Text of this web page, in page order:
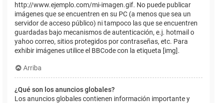
http://www.ejemplo.com/mi-imagen.gif. No puede publicar
imágenes que se encuentren en su PC (a menos que sea un
servidor de acceso público) ni tampoco las que se encuentren
guardadas bajo mecanismos de autenticación, e.j. hotmail o
yahoo correo, sitios protegidos por contraseñas, etc. Para
exhibir imágenes utilice el BBCode con la etiqueta [img].
Arriba
¿Qué son los anuncios globales?
Los anuncios globales contienen información importante y